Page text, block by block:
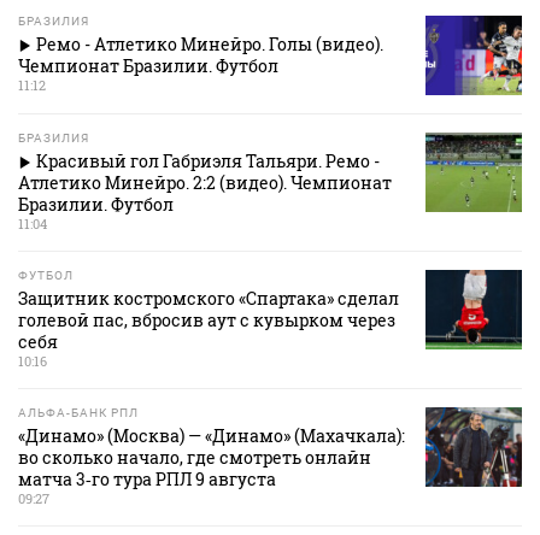
БРАЗИЛИЯ
Ремо - Атлетико Минейро. Голы (видео).
Чемпионат Бразилии. Футбол
11:12
БРАЗИЛИЯ
Красивый гол Габриэля Тальяри. Ремо -
Атлетико Минейро. 2:2 (видео). Чемпионат
Бразилии. Футбол
11:04
ФУТБОЛ
Защитник костромского «Спартака» сделал
голевой пас, вбросив аут с кувырком через
себя
10:16
АЛЬФА-БАНК РПЛ
«Динамо» (Москва) — «Динамо» (Махачкала):
во сколько начало, где смотреть онлайн
матча 3‑го тура РПЛ 9 августа
09:27